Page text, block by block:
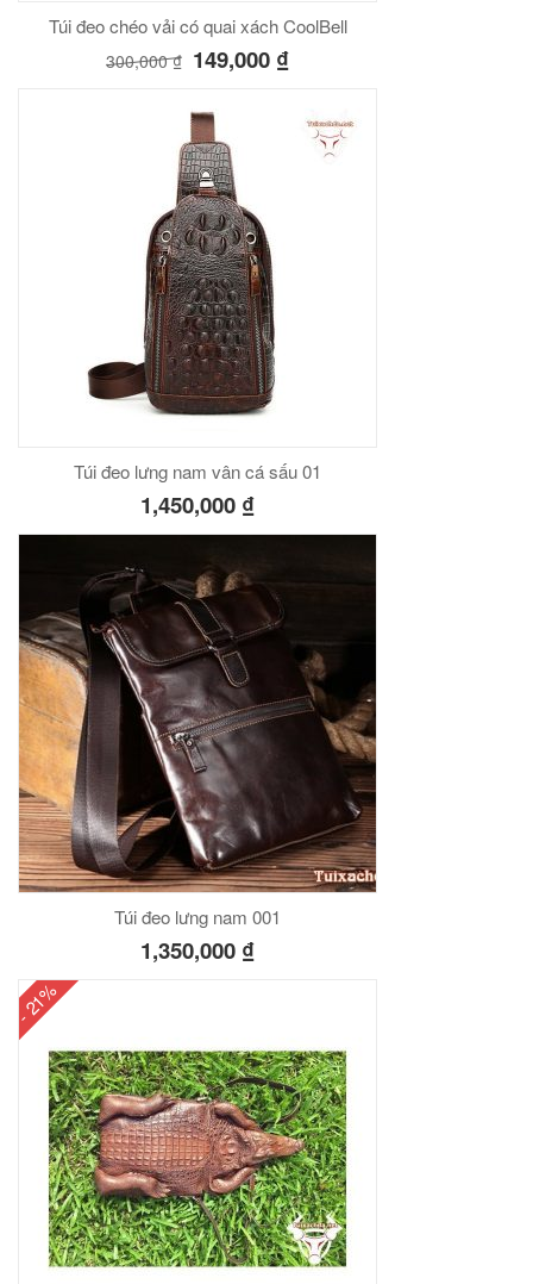
Túi đeo chéo vải có quai xách CoolBell
300,000₫ 149,000 ₫
Túi đeo lưng nam vân cá sấu 01
1,450,000 ₫
Túi đeo lưng nam 001
1,350,000 ₫
- 21%